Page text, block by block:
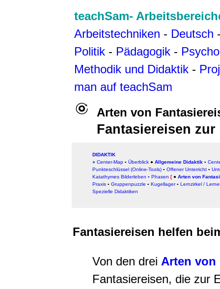
teachSam-
Arbeitstechniken - Deutsch
Politik - Pädagogik -
Methodik und Didaktik -
man auf teachSam
Arten von
Fantasiereisen
DIDAKTIK
● Center-Map ▪ Überblick ● Allgemeine Didaktik ▪
Punkteschlüssel (Online-Tools) ▪ Offener Unterricht ▪
Katathymes Bilderleben ▪ Phasen [● Arten von
Praxis ▪ Gruppenpuzzle ▪ Kugellager ▪ Lernzirkel /
Spezielle Didaktiken
Fantasiereisen helfen
Von den drei Arten von
Fantasiereisen, die zur